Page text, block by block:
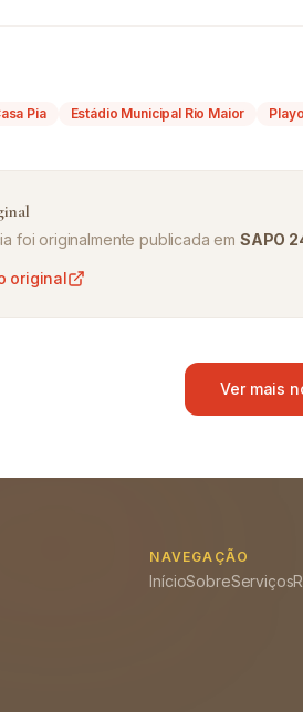
Pia Estádio Municipal Rio Maior
foi originalmente publicada em SAPO
original
Ver mais
NAVEGAÇÃO
InícioSobreServiços